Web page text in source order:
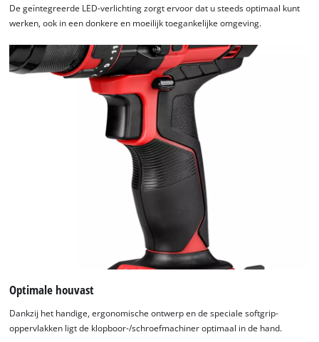
We hebben uw toestemming nodig om
de Google Maps dienst te laden!
visitor. The website owner needs to setup
the site with their CMP to add this content
De geïntegreerde LED-verlichting zorgt ervoor dat u steeds optimaal kunt
werken, ook in een donkere en moeilijk toegankelijke omgeving.
Optimale houvast
Dankzij het handige, ergonomische ontwerp en de speciale softgrip-
oppervlakken ligt de klopboor-/schroefmachiner optimaal in de hand.